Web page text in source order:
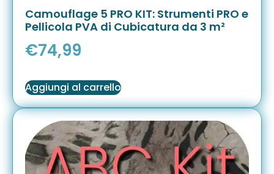
Camouflage 5 PRO KIT: Strumenti PRO e
Pellicola PVA di Cubicatura da 3 m²
€74,99
Aggiungi al carrello